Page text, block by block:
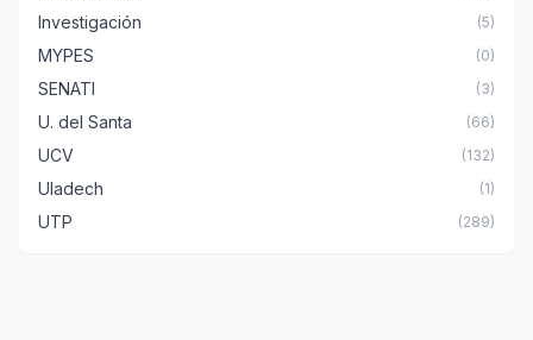
Investigación (5)
MYPES (0)
SENATI (3)
U. del Santa (66)
UCV (132)
Uladech (1)
UTP (289)